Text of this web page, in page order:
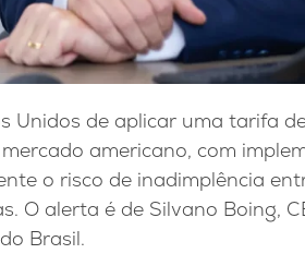
Unidos de aplicar uma tarifa
americano, com
o risco de inadimplência
O alerta é de Silvano Boing,
Brasil.